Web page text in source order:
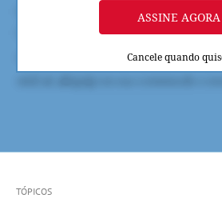
ASSINE AGORA
Cancele quando
TÓPICOS